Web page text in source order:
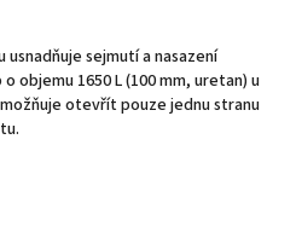
sejmutí a nasazení
objemu 1650 L (100 mm, uretan) u
otevřít pouze jednu stranu